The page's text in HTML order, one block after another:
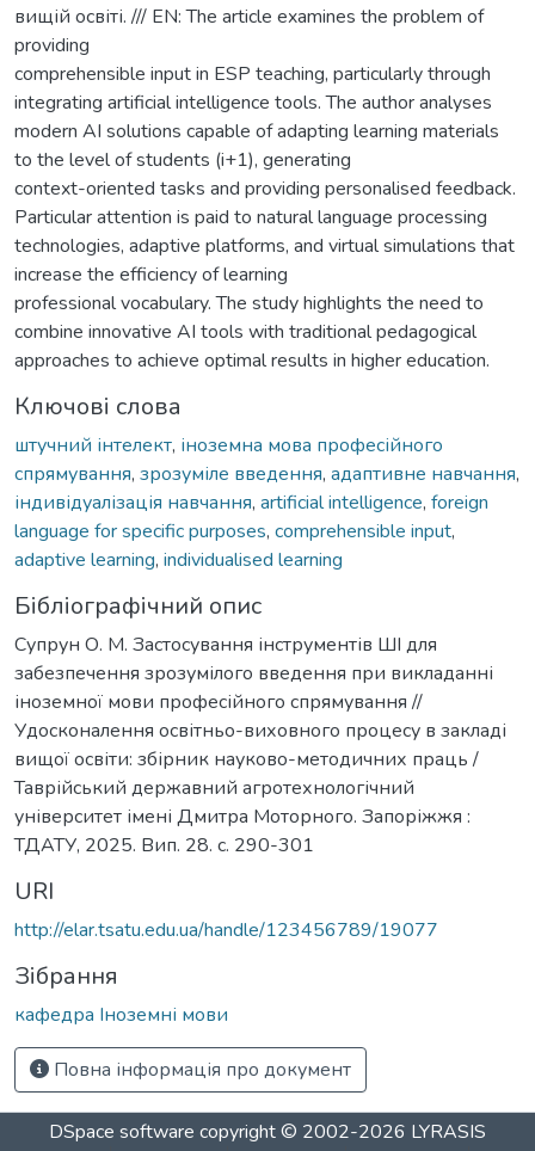
вищій освіті. /// EN: The article examines the problem of
providing
comprehensible input in ESP teaching, particularly through
integrating artificial intelligence tools. The author analyses
modern AI solutions capable of adapting learning materials
to the level of students (i+1), generating
context-oriented tasks and providing personalised feedback.
Particular attention is paid to natural language processing
technologies, adaptive platforms, and virtual simulations that
increase the efficiency of learning
professional vocabulary. The study highlights the need to
combine innovative AI tools with traditional pedagogical
approaches to achieve optimal results in higher education.
Ключові слова
штучний інтелект, іноземна мова професійного
спрямування, зрозуміле введення, адаптивне навчання,
індивідуалізація навчання, artificial intelligence, foreign
language for specific purposes, comprehensible input,
adaptive learning, individualised learning
Бібліографічний опис
Супрун О. М. Застосування інструментів ШІ для
забезпечення зрозумілого введення при викладанні
іноземної мови професійного спрямування //
Удосконалення освітньо-виховного процесу в закладі
вищої освіти: збірник науково-методичних праць /
Таврійський державний агротехнологічний
університет імені Дмитра Моторного. Запоріжжя :
ТДАТУ, 2025. Вип. 28. с. 290-301
URI
http://elar.tsatu.edu.ua/handle/123456789/19077
Зібрання
кафедра Іноземні мови
Повна інформація про документ
DSpace software copyright © 2002-2026 LYRASIS